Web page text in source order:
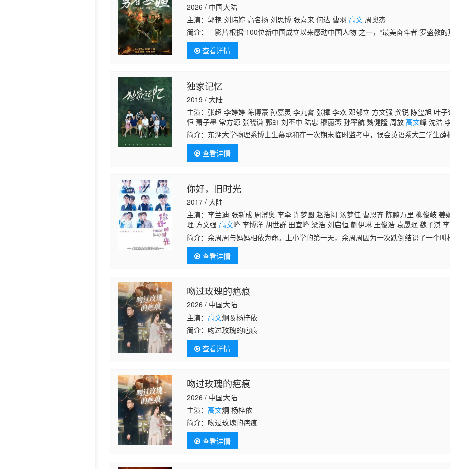
2026 / 中国大陆
主演：郭艳 刘玮婷 高名扬 刘思博 张喜来 何达 曹羽高文 周奥杰
简介：
影片根据“100位新中国成立以来感动中国人物”之一，“最美奋斗者”罗盛
参与抗美援朝战争的罗盛教是侦察连的一位文书，紧张的战斗期间，他和抗美援朝的
要面对敌军的
查看详情
独家记忆
2019 / 大陆
主演：张超 李婷婷 陈博豪 孙嘉灵 李九霄 张樟 李欢 邓郁立 方文强 龚锐 陈玺旭 叶
恒 萧子墨 常方源 张晓谦 郭虹 刘丕中 陆忠 穆丽燕 孙率航 魏健隆 周放高文峰 沈浩
铂涵 曹世平 杜和倩 文静 丁洁 申世杰 赵悦如 黄勇杰 王唏 张俊明 张巨明 陈诺 矫昊
简介： 东湖大学物理系博士生慕承和在一次期末临时监考中，误会英语系大三学生薛
人结下“不解之缘”。在你来我往的互动中，慕承和与薛桐互生情愫展开了一段双向暗
在大学时光中，
查看详情
你好，旧时光
2017 / 大陆
主演：李兰迪 张新成 周澄奥 李牵 许梦圆 赵浩闳 汤梦佳 曹恩齐 陈鹏万里 柳俊岐 姜
理 方文强高文峰 李博洋 胡世群 田宜峰 梁浩 刘启恒 蒯伊琳 王俊浩 袁晟珉 魏子淇
琳 顾语涵 银艺 马藜 韩夫一 刘畅 仲小印 董向荣 王春妹 刁熙娟 陈莹 吴吉良 田淼 王
爱宁 刘乃强
简介：余周周与妈妈相依为命。上小学的第一天，余周周因为一次跌倒结识了一个叫
的帮助下，她度过了初期对学校的不适，两人也成为了好朋友。然而因为一些流言，
离余周周。对于林杨的疏
查看详情
吻过玫瑰的疤痕
2026 / 中国大陆
主演：高文炯＆杨梓依
简介： 吻过玫瑰的疤痕
查看详情
吻过玫瑰的疤痕
2026 / 中国大陆
主演：高文炯 杨梓依
简介： 吻过玫瑰的疤痕
查看详情